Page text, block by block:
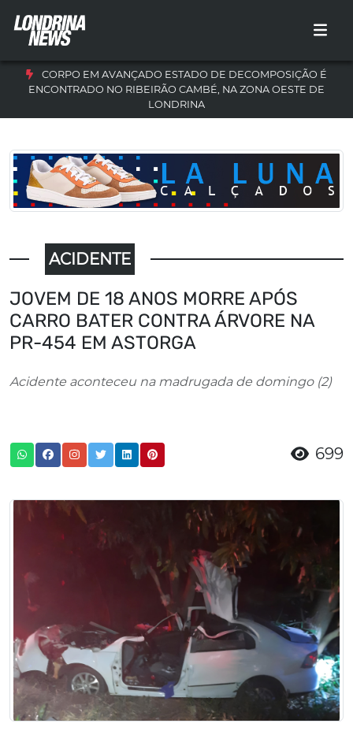
CORPO EM AVANÇADO ESTADO DE DECOMPOSIÇÃO É
ENCONTRADO NO RIBEIRÃO CAMBÉ, NA ZONA OESTE DE
LONDRINA
ACIDENTE
JOVEM DE 18 ANOS MORRE APÓS
CARRO BATER CONTRA ÁRVORE NA
PR-454 EM ASTORGA
Acidente aconteceu na madrugada de domingo (2)
699